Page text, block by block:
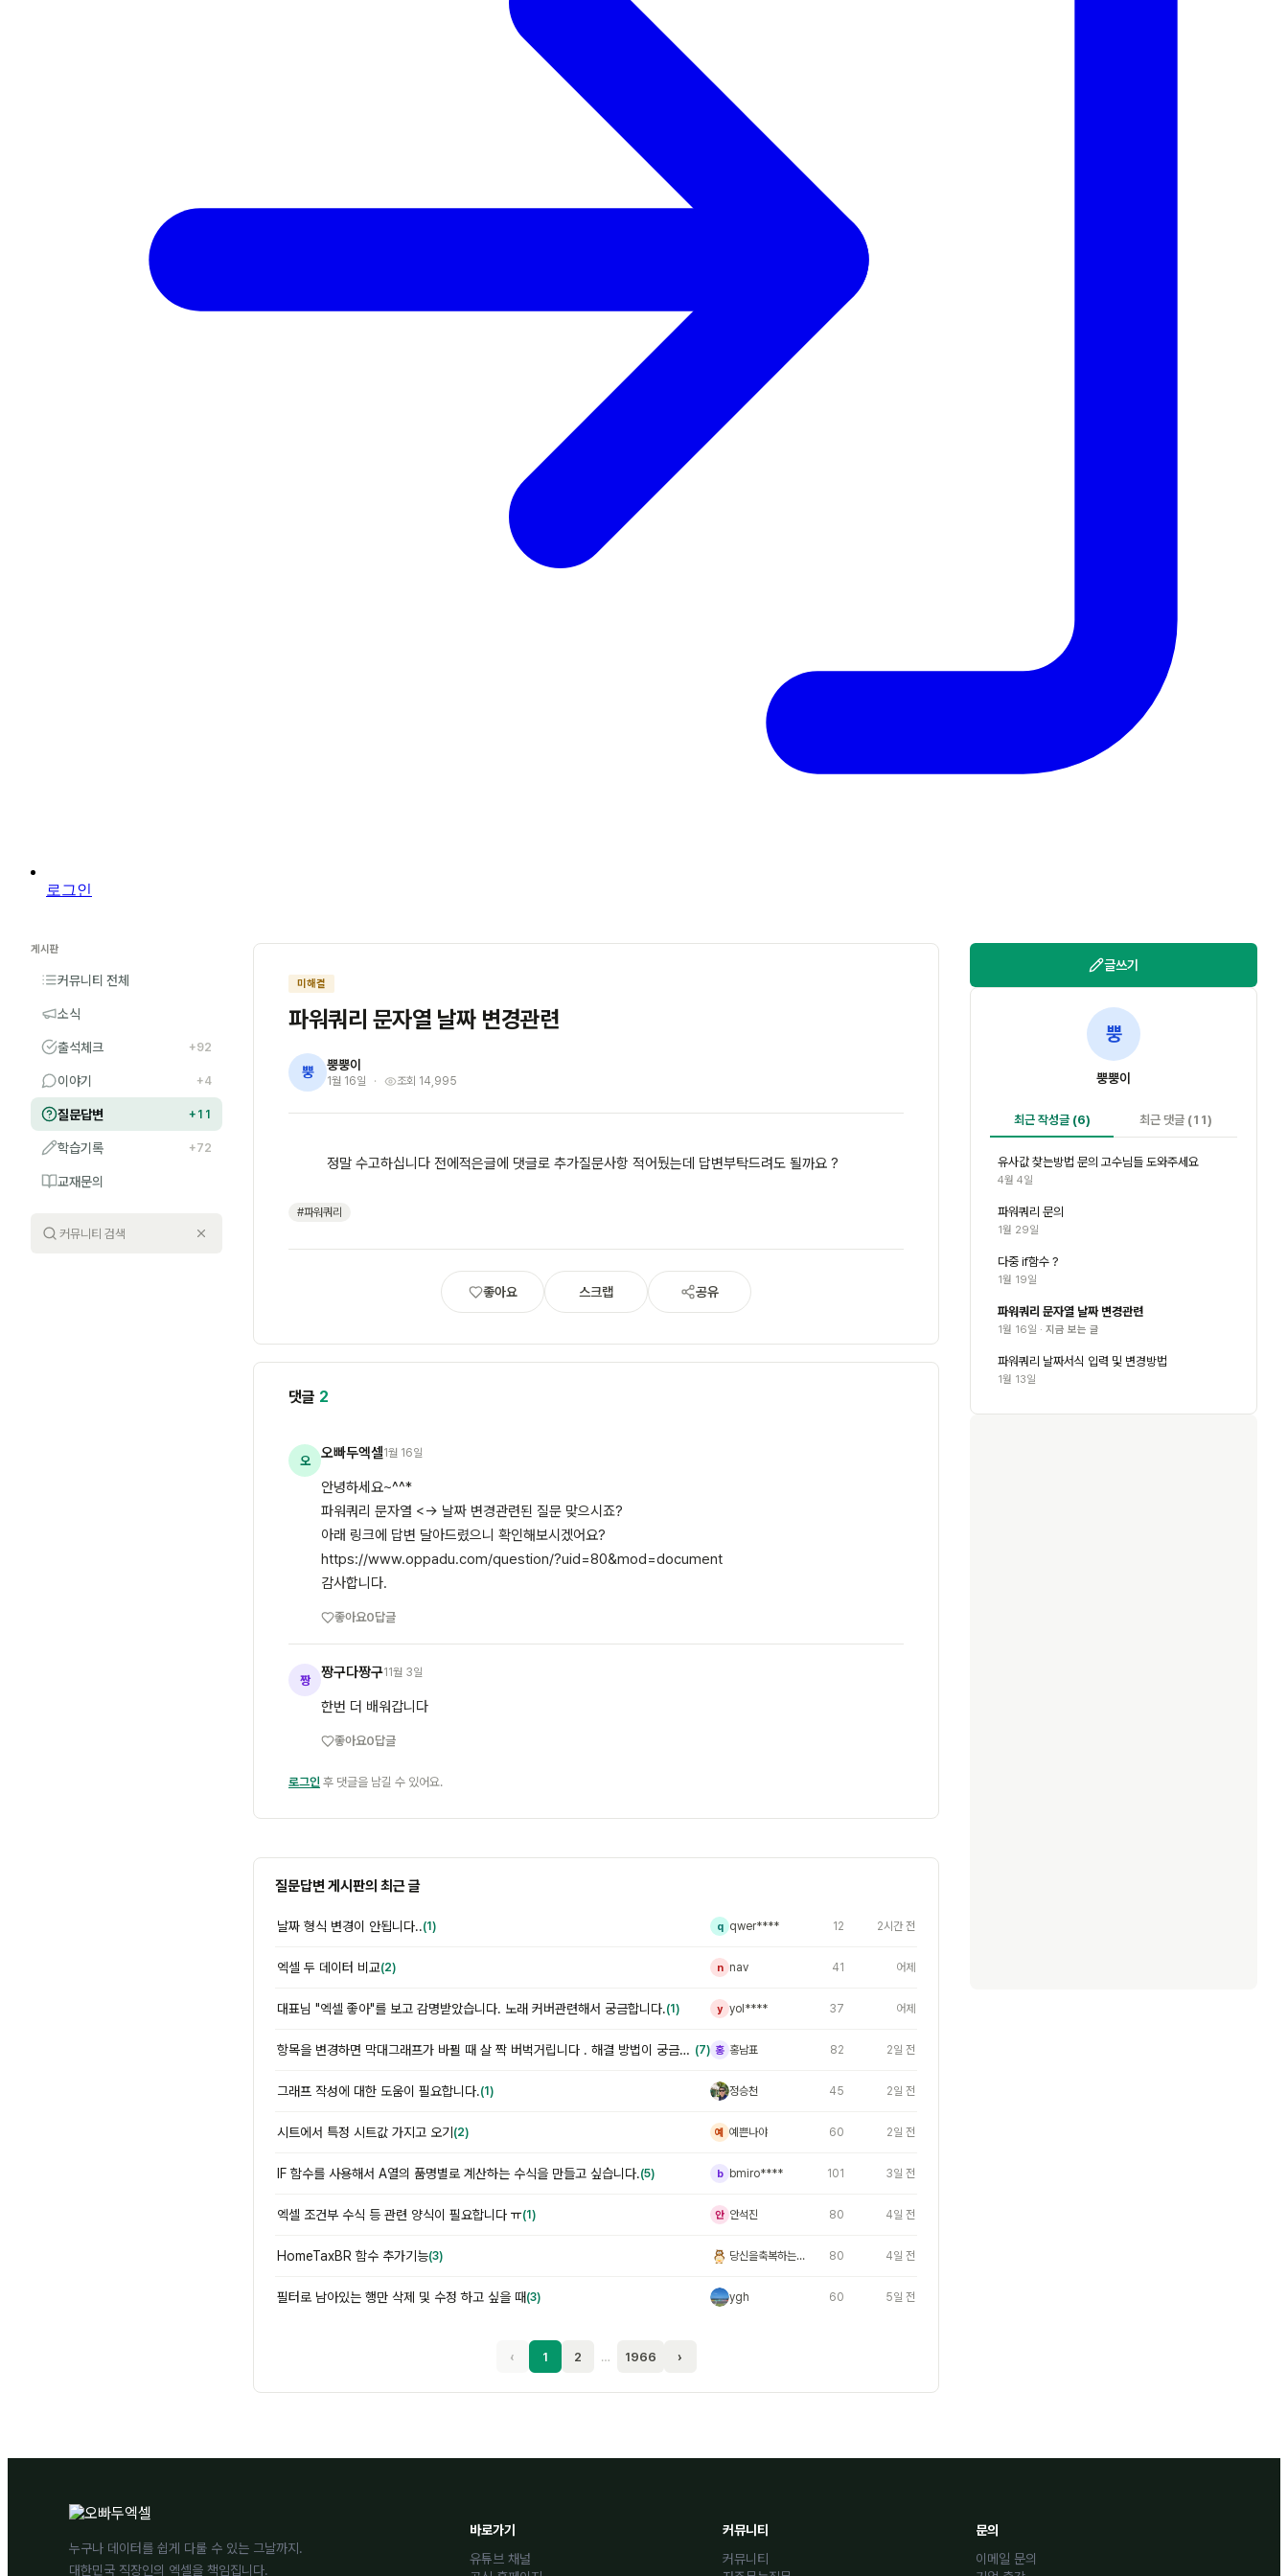
로그인
게시판
커뮤니티 전체
소식
출석체크 +92
이야기 +4
질문답변 +11
학습기록 +72
교재문의
미해결
파워쿼리 문자열 날짜 변경관련
뿡 뿡뿡이
1월 16일 조회 14,995
정말 수고하십니다 전에적은글에 댓글로 추가질문사항 적어뒀는데 답변부탁드려도 될까요 ?
#파워쿼리
좋아요 스크랩 공유
댓글 2
오 오빠두엑셀1월 16일
안녕하세요~^^*
파워쿼리 문자열 <-> 날짜 변경관련된 질문 맞으시죠?
아래 링크에 답변 달아드렸으니 확인해보시겠어요?
https://www.oppadu.com/question/?uid=80&mod=document
감사합니다.
좋아요0답글
짱 짱구다짱구11월 3일
한번 더 배워갑니다
좋아요0답글
로그인 후 댓글을 남길 수 있어요.
질문답변 게시판의 최근 글
날짜 형식 변경이 안됩니다..(1) q qwer**** 12 2시간 전
엑셀 두 데이터 비교(2) n nav 41 어제
대표님 "엑셀 좋아"를 보고 감명받았습니다. 노래 커버관련해서 궁금합니다.(1) y yol**** 37 어제
항목을 변경하면 막대그래프가 바뀔 때 살 짝 버벅거립니다 . 해결 방법이 궁금합니다. (7) 홍 홍남표 82 2일 전
그래프 작성에 대한 도움이 필요합니다.(1) 정 정승천 45 2일 전
시트에서 특정 시트값 가지고 오기 (2) 예 예쁜나야 60 2일 전
IF 함수를 사용해서 A열의 품명별로 계산하는 수식을 만들고 싶습니다.(5) b bmiro**** 101 3일 전
엑셀 조건부 수식 등 관련 양식이 필요합니다 ㅠ(1) 안 안석진 80 4일 전
HomeTaxBR 함수 추가기능(3) 당 당신을축복하는올빼미 80 4일 전
필터로 남아있는 행만 삭제 및 수정 하고 싶을 때 (3) y ygh 60 5일 전
‹ 1 2 … 1966 ›
글쓰기
뿡
뿡뿡이
최근 작성글 (6) 최근 댓글 (11)
유사값 찾는방법 문의 고수님들 도와주세요
4월 4일
파워쿼리 문의
1월 29일
다중 if함수 ?
1월 19일
파워쿼리 문자열 날짜 변경관련
1월 16일 · 지금 보는 글
파워쿼리 날짜서식 입력 및 변경방법
1월 13일
누구나 데이터를 쉽게 다룰 수 있는 그날까지.
대한민국 직장인의 엑셀을 책임집니다.
바로가기
유튜브 채널
커뮤니티
커뮤니티
문의
이메일 문의